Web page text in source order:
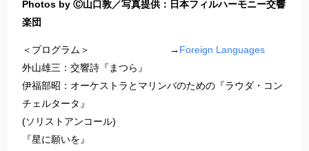
Photos by Ⓒ山口敦／写真提供：日本フィルハーモニー交響
楽団
＜プログラム＞​​ → Foreign Languages
外山雄三：交響詩『まつら』​
​​伊福部昭：オーケストラとマリンバのための『ラウダ・コン
チェルタータ』​
​​(ソリストアンコール)​
​​『星に願いを』​